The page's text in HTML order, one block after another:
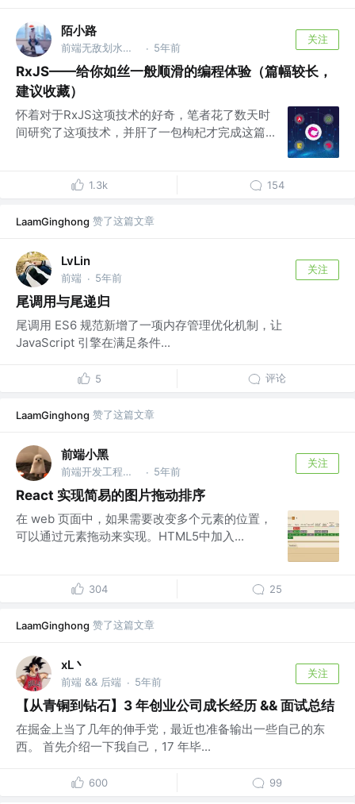
陌小路
前端无敌划水怪 @淘宝 · 5年前
关注
RxJS——给你如丝一般顺滑的编程体验（篇幅较长，
建议收藏）
怀着对于RxJS这项技术的好奇，笔者花了数天时
间研究了这项技术，并肝了一包枸杞才完成这篇...
1.3k 154
LaamGinghong 赞了这篇文章
LvLin
前端 · 5年前
关注
尾调用与尾递归
尾调用 ES6 规范新增了一项内存管理优化机制，让
JavaScript 引擎在满足条件...
5 评论
LaamGinghong 赞了这篇文章
前端小黑
前端开发工程师 @DJI · 5年前
关注
React 实现简易的图片拖动排序
在 web 页面中，如果需要改变多个元素的位置，
可以通过元素拖动来实现。HTML5中加入...
304 25
LaamGinghong 赞了这篇文章
xL丶
前端 && 后端 · 5年前
关注
【从青铜到钻石】3 年创业公司成长经历 && 面试总结
在掘金上当了几年的伸手党，最近也准备输出一些自己的东
西。 首先介绍一下我自己，17 年毕...
600 99